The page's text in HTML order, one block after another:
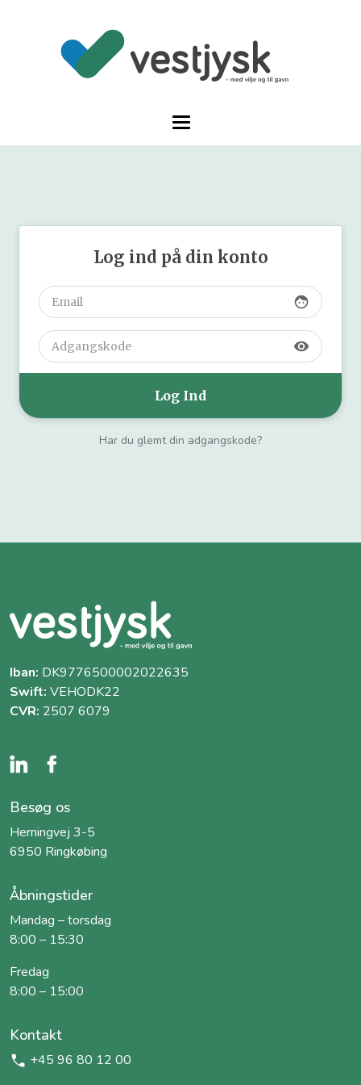
Log ind på din konto
face
visibility
Har du glemt din adgangskode?
Iban: DK9776500002022635
Swift: VEHODK22
CVR: 2507 6079
Besøg os
Herningvej 3-5
6950 Ringkøbing
Åbningstider
Mandag – torsdag
8:00 – 15:30
Fredag
8:00 – 15:00
Kontakt
+45 96 80 12 00